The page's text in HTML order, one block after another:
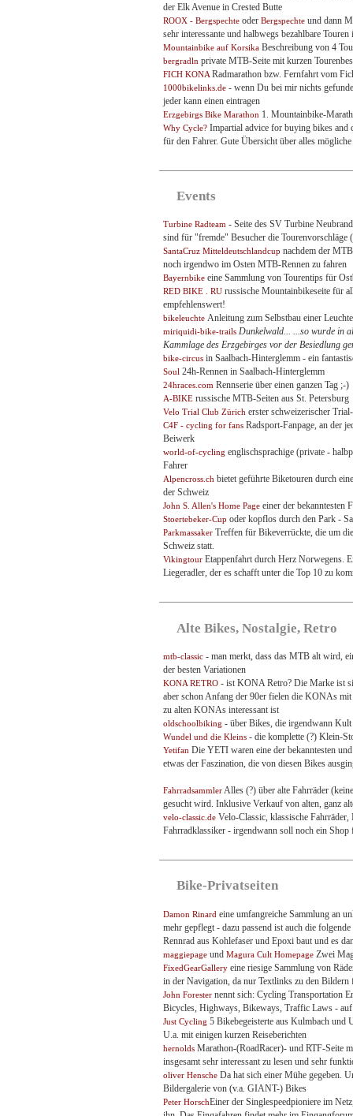
der Elk Avenue in Crested Butte
ROOX - Bergspechte oder Bergspechte und dann
sehr interessante und halbwegs bezahlbare Touren
Mountainbike auf Korsika Beschreibung von 4
bergradln private MTB-Seite mit kurzen
FICH KONA Radmarathon bzw. Fernfahrt vom
1000bikelinks.de - wenn Du bei mir nichts
jeder kann einen eintragen
Erzgebirgs Bike Marathon 1. Mountainbike-
Why Cycle? Impartial advice for buying bikes and
für den Fahrer. Gute Übersicht über alles
Events
Turbine Radteam - Seite des SV Turbine
sind für "fremde" Besucher die
SantaCruz Mitteldeutschlandcup nachdem der
noch irgendwo im Osten MTB-Rennen zu fahren
Bayernbike eine Sammlung von Tourentips für
RED BIKE . RU russische Mountainbikeseite für
empfehlenswert!
bikeleuchte Anleitung zum Selbstbau einer
miriquidi-bike-trails Dunkelwald... ...so wurde in
Kammlage des Erzgebirges vor der Besiedlung
bike-circus in Saalbach-Hinterglemm - ein
Soul 24h-Rennen in Saalbach-Hinterglemm
24hraces.com Rennserie über einen ganzen Tag ;-)
A-BIKE russische MTB-Seiten aus St. Petersburg
Velo Trial Club Zürich erster schweizerischer
C4F - cycling for fans Radsport-Fanpage, an der
Beiwerk
world-of-cycling englischsprachige (private -
Fahrer
Alpencross.ch bietet geführte Biketouren durch
der Schweiz
John S. Allen's Home Page einer der bekanntesten
Stoertebeker-Cup oder kopflos durch den Park -
Parkmassaker Treffen für Bikeverrückte, die um
Schweiz statt.
Vikingtour Etappenfahrt durch Herz Norwegens.
Liegeradler, der es schafft unter die Top 10 zu
Alte Bikes, Nostalgie, Retro
mtb-classic - man merkt, dass das MTB alt wird,
der besten Variationen
KONA RETRO - ist KONA Retro? Die Marke ist
aber schon Anfang der 90er fielen die KONAs
zu alten KONAs interessant ist
oldschoolbiking - über Bikes, die irgendwann
Wundel und die Kleins - die komplette (?) Klein-
Yetifan Die YETI waren eine der bekanntesten
etwas der Faszination, die von diesen Bikes
FahrradsammlerAlles (?) über alte Fahrräder
gesucht wird. Inklusive Verkauf von alten, ganz
velo-classic.de Velo-Classic, klassische
Fahrradklassiker - irgendwann soll noch ein Shop
Bike-Privatseiten
Damon Rinard eine umfangreiche Sammlung an
mehr gepflegt - dazu passend ist auch die
Rennrad aus Kohlefaser und Epoxi baut und es
maggiepage und Magura Cult Homepage Zwei
FixedGearGallery eine riesige Sammlung von
in der Navigation, da nur Textlinks zu den Bildern
John Forester nennt sich: Cycling Transportation
Bicycles, Highways, Bikeways, Traffic Laws - auf
Just Cycling 5 Bikebegeisterte aus Kulmbach und
U.a. mit einigen kurzen Reiseberichten
hernolds Marathon-(RoadRacer)- und RTF-Seite
insgesamt sehr interessant zu lesen und sehr
oliver Hensche Da hat sich einer Mühe gegeben.
Bildergalerie von (v.a. GIANT-) Bikes
Peter HorschEiner der Singlespeedpioniere im